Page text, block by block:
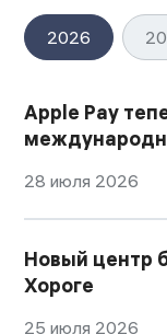
2026
Apple Pay
28 июля 2026
Новый центр
Хороге
25 июля 2026